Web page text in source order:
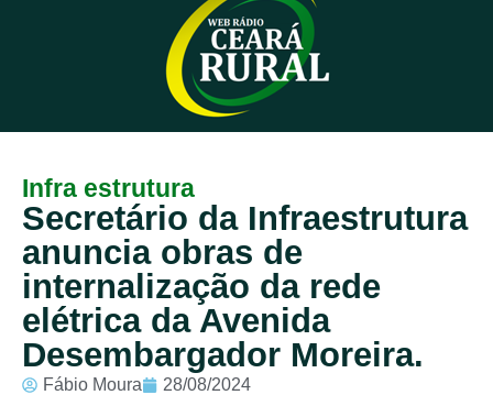
Contato
Sobre
Infra estrutura
Secretário da Infraestrutura
anuncia obras de
internalização da rede
elétrica da Avenida
Desembargador Moreira.
Fábio Moura 28/08/2024